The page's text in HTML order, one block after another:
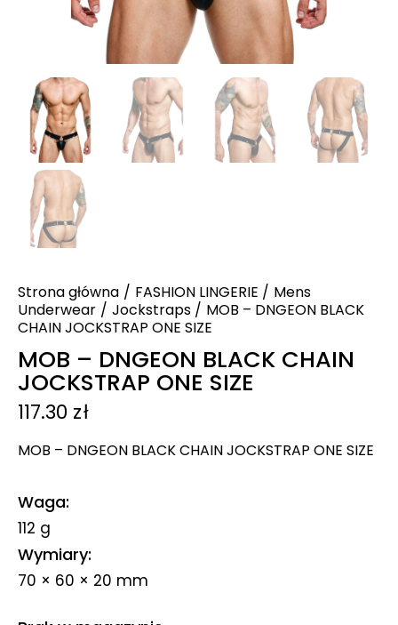
Strona główna FASHION LINGERIE
Mens
Underwear
Jockstraps
MOB – DNGEON BLACK
CHAIN JOCKSTRAP ONE SIZE
MOB – DNGEON BLACK CHAIN
JOCKSTRAP ONE SIZE
117.30 zł
MOB – DNGEON BLACK CHAIN JOCKSTRAP ONE SIZE
Waga
112 g
Wymiary
70 × 60 × 20 mm